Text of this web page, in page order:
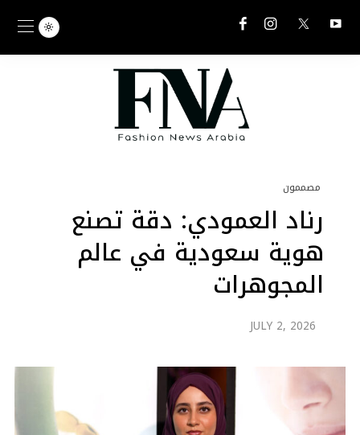
مصممون
رناد العمودي: دقة تصنع
هوية سعودية في عالم
المجوهرات
JULY 2, 2026